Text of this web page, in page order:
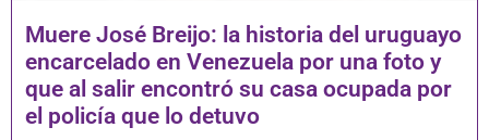
Muere José Breijo: la historia del uruguayo
encarcelado en Venezuela por una foto y
que al salir encontró su casa ocupada por
el policía que lo detuvo